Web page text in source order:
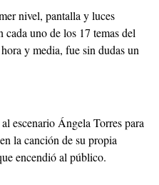
nivel, pantalla y luces
cada uno de los 17 temas del
y media, fue sin dudas un
escenario Ángela Torres para
la canción de su propia
encendió al público.